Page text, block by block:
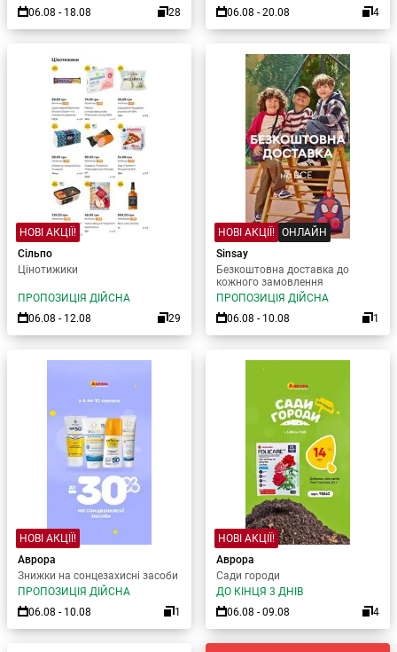
06.08 - 18.08
28
06.08 - 20.08
4
НОВІ АКЦІЇ!
Сільпо
Цінотижики
ПРОПОЗИЦІЯ ДІЙСНА
06.08 - 12.08
29
НОВІ АКЦІЇ! ОНЛАЙН
Sinsay
Безкоштовна доставка до
кожного замовлення
ПРОПОЗИЦІЯ ДІЙСНА
06.08 - 10.08
1
НОВІ АКЦІЇ!
Аврора
Знижки на сонцезахисні засоби
ПРОПОЗИЦІЯ ДІЙСНА
06.08 - 10.08
1
НОВІ АКЦІЇ!
Аврора
Сади городи
ДО КІНЦЯ 3 ДНІВ
06.08 - 09.08
4